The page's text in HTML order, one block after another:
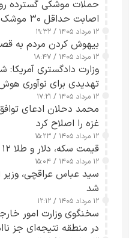
حملات موشکی گسترده
اصابت حداقل ۳۰ موشک بالستیک+ ویدیو
۱۲ مرداد ۱۴۰۵ / ۱۹:۳۲
بیهوش کردن مردم به
۱۲ مرداد ۱۴۰۵ / ۱۸:۴۷
تهدیدی برای نوآوری
۱۲ مرداد ۱۴۰۵ / ۱۷:۲۱
محمد دحلان ادعای
غزه را اصلاح کرد
۱۲ مرداد ۱۴۰۵ / ۱۵:۲۳
قیمت سکه، دلار و طلا ۱۲ مرداد+ جدول
۱۲ مرداد ۱۴۰۵ / ۱۵:۰۴
سید عباس عراقچی، وزیر
شد
۱۲ مرداد ۱۴۰۵ / ۱۲:۱۲
سخنگوی وزارت امور
در منطقه نتیجه‌ای جز